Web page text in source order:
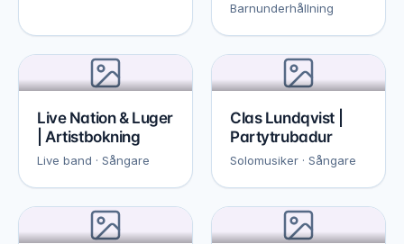
Barnunderhållning
Live Nation & Luger
| Artistbokning
Live band · Sångare
Clas Lundqvist |
Partytrubadur
Solomusiker · Sångare